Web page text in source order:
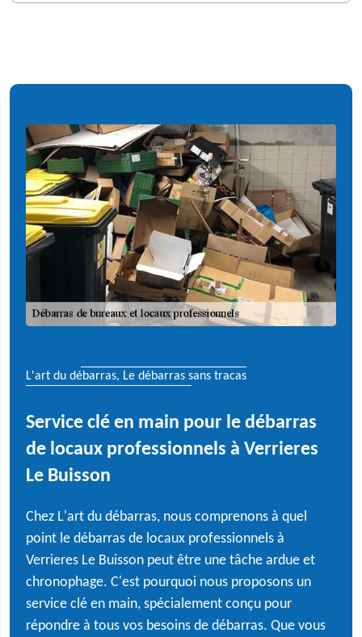
L'art du débarras, Le débarras sans tracas
Service clé en main pour le débarras
de locaux professionnels à Verrieres
Le Buisson
Chez L'art du débarras, nous comprenons à quel
point le débarras de locaux professionnels à
Verrieres Le Buisson peut être une tâche ardue et
chronophage. C'est pourquoi nous proposons un
service clé en main, spécialement conçu pour
répondre à tous vos besoins de débarras. Que vous